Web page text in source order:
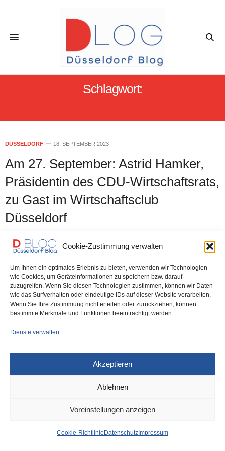
Cookie-Zustimmung verwalten
Um Ihnen ein optimales Erlebnis zu bieten, verwenden wir Technologien
wie Cookies, um Geräteinformationen zu speichern bzw. darauf
zuzugreifen. Wenn Sie diesen Technologien zustimmen, können wir Daten
wie das Surfverhalten oder eindeutige IDs auf dieser Website verarbeiten.
Wenn Sie Ihre Zustimmung nicht erteilen oder zurückziehen, können
bestimmte Merkmale und Funktionen beeinträchtigt werden.
Dienste verwalten
Akzeptieren
Ablehnen
Voreinstellungen anzeigen
Cookie-Richtlinie Datenschutz Impressum
Schlagwort:
DÜSSELDORF 18. SEPTEMBER 2023
Am 27. September: Astrid Hamker,
Präsidentin des CDU-Wirtschaftsrats,
zu Gast im Wirtschaftsclub
Düsseldorf
Der #Wirtschaftsclub_Düsseldorf hat am 27. September (19 Uhr)
#Astrid_Hamker, die einflussreiche und wirkmächtige Präsidentin
0 SHARES